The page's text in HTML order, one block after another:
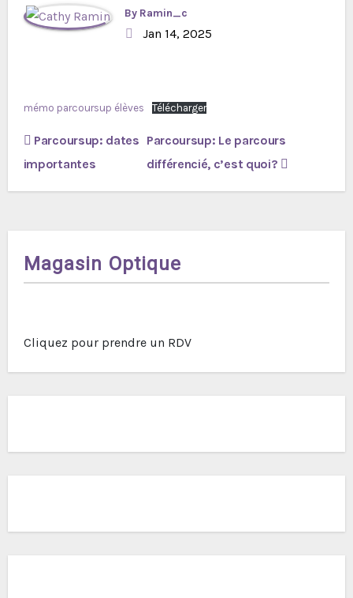
By Ramin_c
Jan 14, 2025
mémo parcoursup élèves Télécharger
Navigation
de
l’article
Parcoursup: dates
importantes
Parcoursup: Le parcours
différencié, c’est quoi?
Magasin Optique
Cliquez pour prendre un RDV